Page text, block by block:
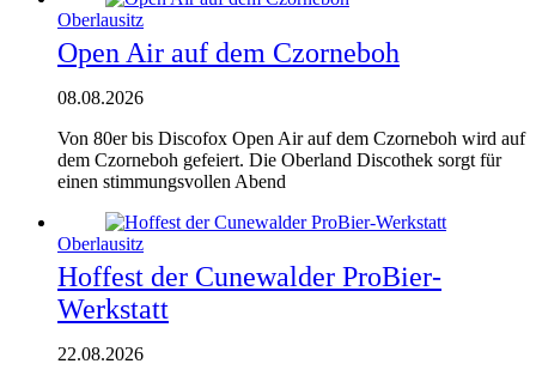
Oberlausitz
Open Air auf dem Czorneboh
08.08.2026
Von 80er bis Discofox Open Air auf dem Czorneboh wird auf
dem Czorneboh gefeiert. Die Oberland Discothek sorgt für
einen stimmungsvollen Abend
Oberlausitz
Hoffest der Cunewalder ProBier-
Werkstatt
22.08.2026